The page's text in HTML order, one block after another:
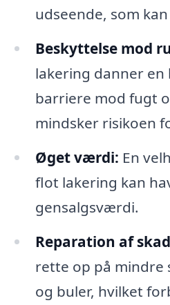
udseende, som
Beskyttelse mod
lakering danner en
barriere mod fugt
mindsker risikoen
Øget værdi: En
flot lakering kan
gensalgsværdi.
Reparation af
rette op på mindre
og buler, hvilket